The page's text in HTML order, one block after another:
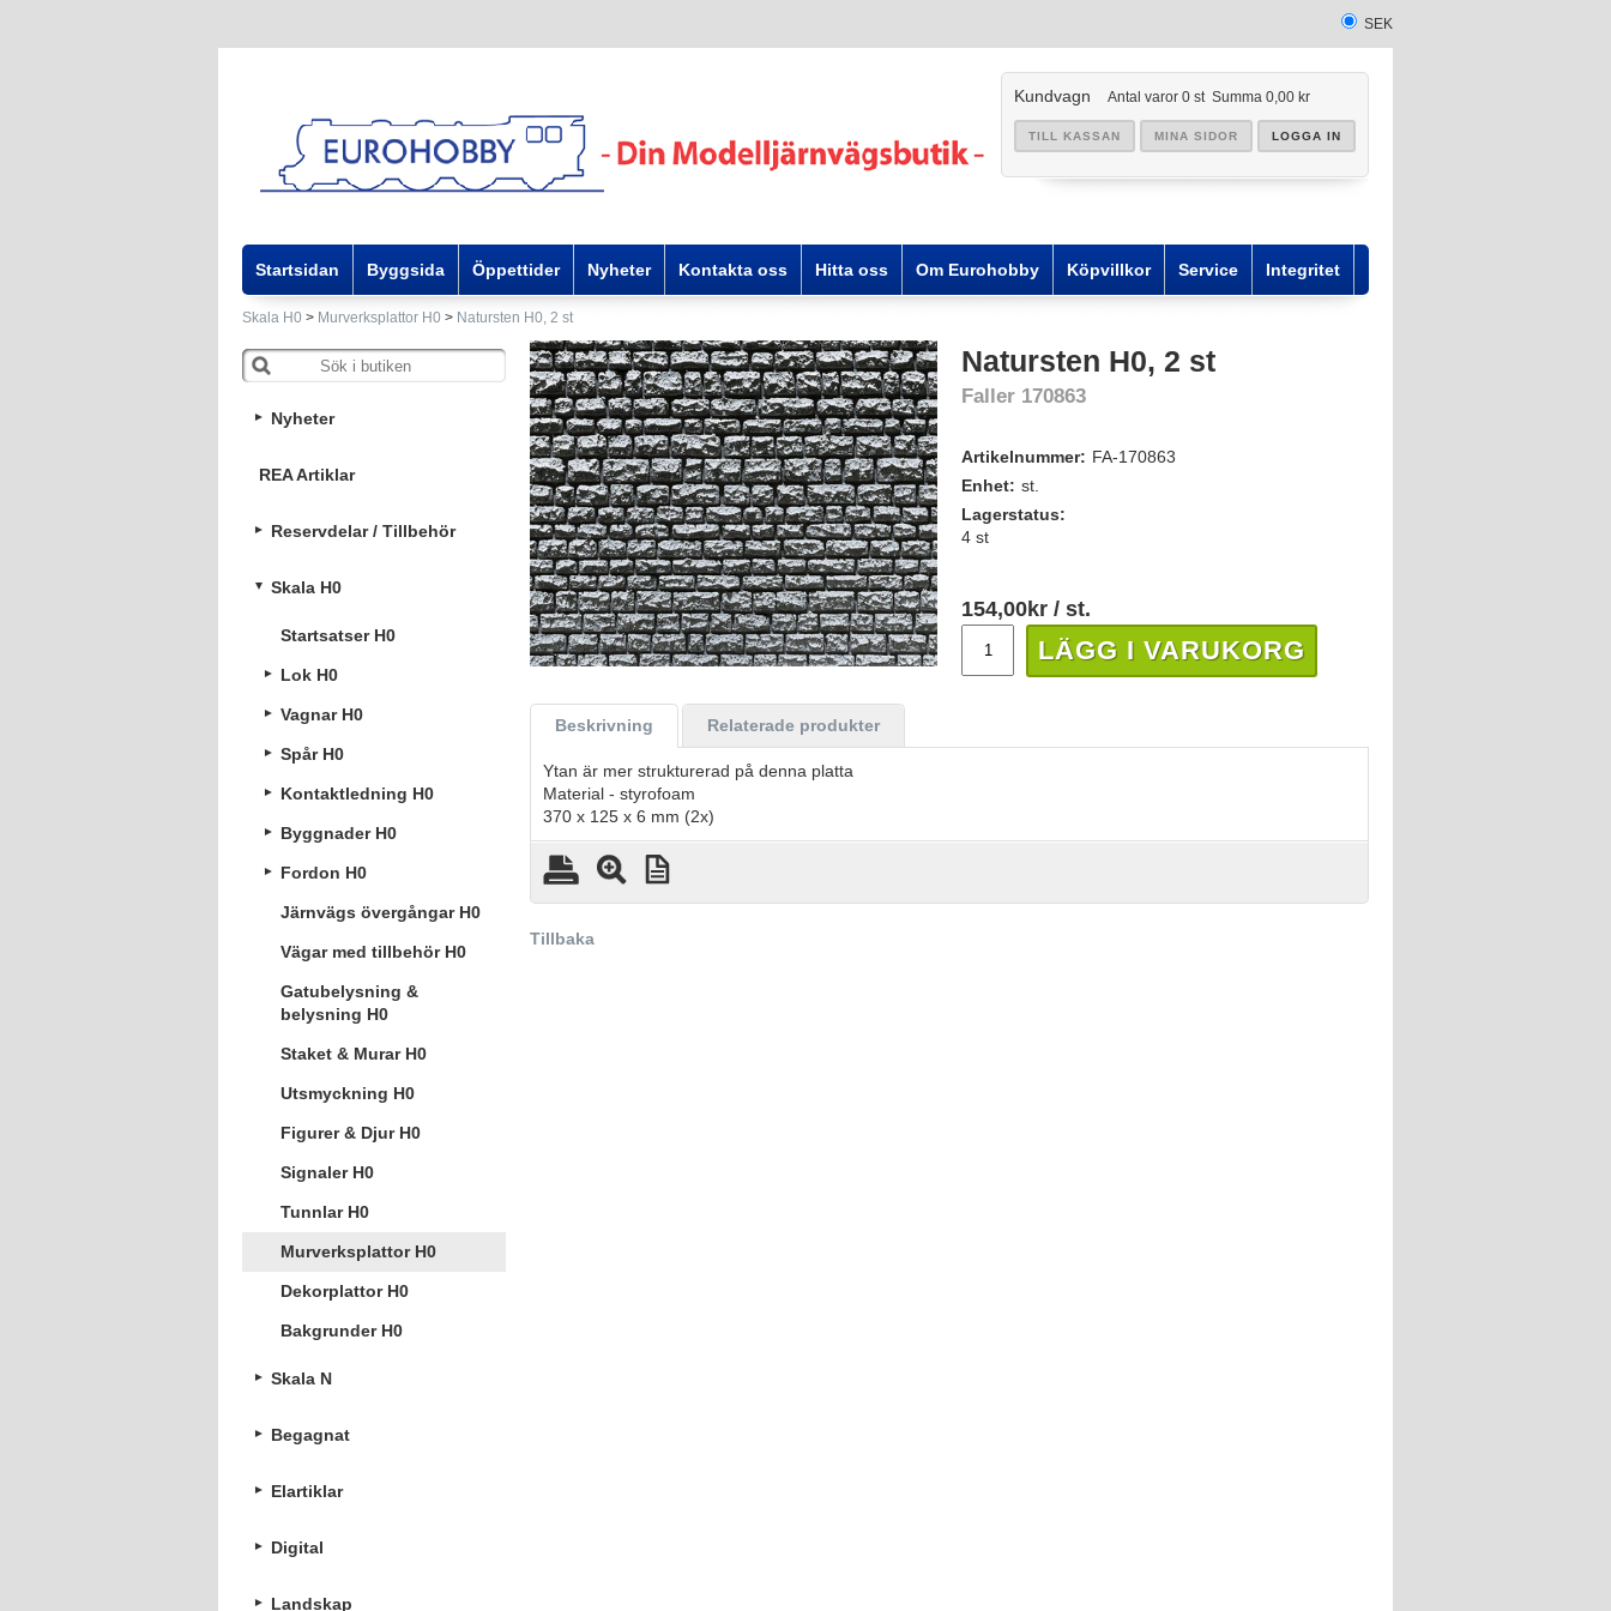
SEK
Kundvagn Antal varor 0 st Summa 0,00 kr
TILL KASSAN MINA SIDOR LOGGA IN
Startsidan Byggsida Öppettider Nyheter Kontakta oss Hitta oss Om Eurohobby Köpvillkor Service Integritet
Skala H0 > Murverksplattor H0 > Natursten H0, 2 st
Nyheter
REA Artiklar
Reservdelar / Tillbehör
Skala H0
Startsatser H0
Lok H0
Vagnar H0
Spår H0
Kontaktledning H0
Byggnader H0
Fordon H0
Järnvägs övergångar H0
Vägar med tillbehör H0
Gatubelysning &
belysning H0
Staket & Murar H0
Utsmyckning H0
Figurer & Djur H0
Signaler H0
Tunnlar H0
Murverksplattor H0
Dekorplattor H0
Bakgrunder H0
Skala N
Begagnat
Elartiklar
Digital
Landskap
Natursten H0, 2 st
Faller 170863
Artikelnummer: FA-170863
Enhet: st.
Lagerstatus:
4 st
154,00kr / st.
LÄGG I VARUKORG
Beskrivning Relaterade produkter
Ytan är mer strukturerad på denna platta
Material - styrofoam
370 x 125 x 6 mm (2x)
Tillbaka